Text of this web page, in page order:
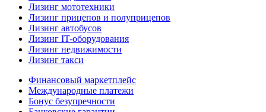
Лизинг мототехники
Лизинг прицепов и полуприцепов
Лизинг автобусов
Лизинг IT-оборудования
Лизинг недвижимости
Лизинг такси
Финансовый маркетплейс
Международные платежи
Бонус безупречности